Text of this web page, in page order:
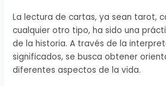
La lectura de cartas, ya sean tarot,
cualquier otro tipo, ha sido una
de la historia. A través de la
significados, se busca obtener
diferentes aspectos de la vida.